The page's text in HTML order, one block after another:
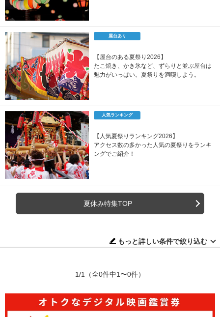
屋台あり
【屋台のある夏祭り2026】
たこ焼き、かき氷など、ずらりと並ぶ屋台は
魅力がいっぱい。夏祭りを満喫しよう。
人気ランキング
【人気夏祭りランキング2026】
アクセス数の多かった人気の夏祭りをランキ
ングでご紹介！
夏休み特集TOP
もっと詳しい条件で絞り込む
1/1 （全0件中1〜0件）